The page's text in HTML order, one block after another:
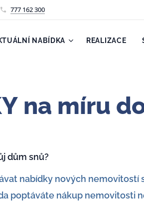
777 162 300
NABÍDKA REALIZACE
na míru
dům snů?
nabídky nových nemovitostí
poptáváte nákup nemovitosti